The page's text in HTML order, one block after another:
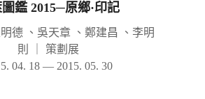
鑑 2015─原鄉·印記
德 、吳天章 、鄭建昌 、李明
則
策劃展
04. 18 — 2015. 05. 30